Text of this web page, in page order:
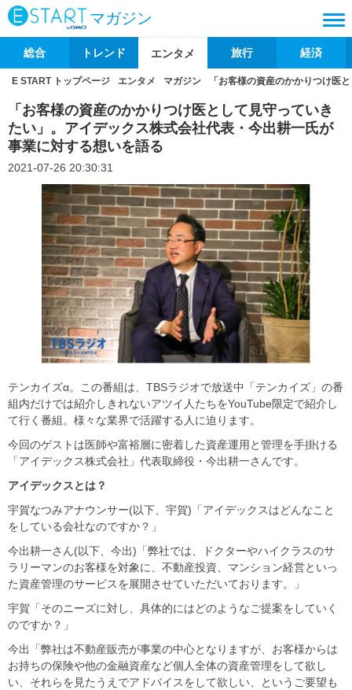
マガジン
総合 トレンド エンタメ 旅行 経済
E START トップページ エンタメ マガジン 「お客様の資産のかかりつけ医
「お客様の資産のかかりつけ医として見守っていき
たい」。アイデックス株式会社代表・今出耕一氏が
事業に対する想いを語る
2021-07-26 20:30:31
テンカイズα。この番組は、TBSラジオで放送中「テンカイズ」の番
組内だけでは紹介しきれないアツイ人たちをYouTube限定で紹介し
て行く番組。様々な業界で活躍する人に迫ります。
今回のゲストは医師や富裕層に密着した資産運用と管理を手掛ける
「アイデックス株式会社」代表取締役・今出耕一さんです。
アイデックスとは？
宇賀なつみアナウンサー(以下、宇賀)「アイデックスはどんなこと
をしている会社なのですか？」
今出耕一さん(以下、今出)「弊社では、ドクターやハイクラスのサ
ラリーマンのお客様を対象に、不動産投資、マンション経営といっ
た資産管理のサービスを展開させていただいております。」
宇賀「そのニーズに対し、具体的にはどのようなご提案をしていく
のですか？」
今出「弊社は不動産販売が事業の中心となりますが、お客様からは
お持ちの保険や他の金融資産など個人全体の資産管理をして欲し
い、それらを見たうえでアドバイスをして欲しい、というご要望も